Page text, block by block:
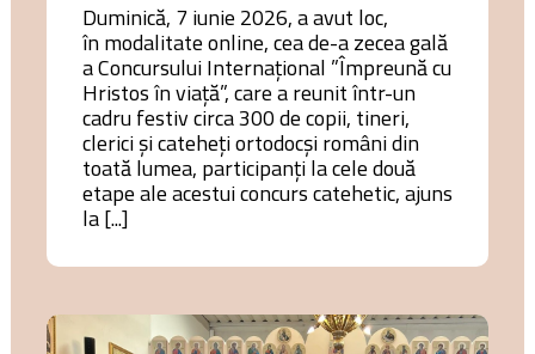
Duminică, 7 iunie 2026, a avut loc,
în modalitate online, cea de-a zecea gală
a Concursului Internațional ”Împreună cu
Hristos în viață”, care a reunit într-un
cadru festiv circa 300 de copii, tineri,
clerici și cateheți ortodocși români din
toată lumea, participanți la cele două
etape ale acestui concurs catehetic, ajuns
la [...]